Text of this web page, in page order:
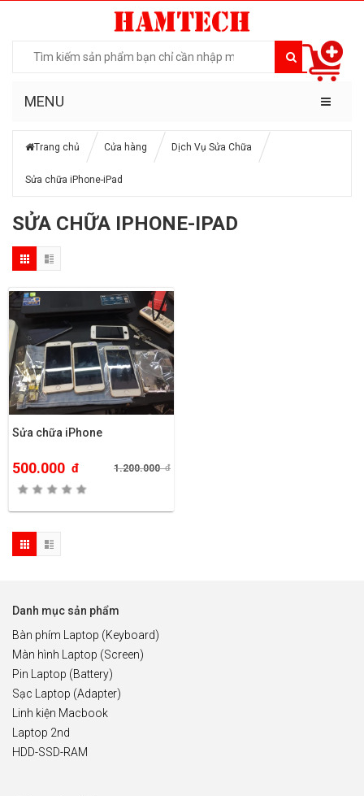
MENU
Trang chủ Cửa hàng Dịch Vụ Sửa Chữa
Sửa chữa iPhone-iPad
SỬA CHỮA IPHONE-IPAD
Sửa chữa iPhone
500.000 đ 1.200.000đ
Danh mục sản phẩm
Bàn phím Laptop (Keyboard)
Màn hình Laptop (Screen)
Pin Laptop (Battery)
Sạc Laptop (Adapter)
Linh kiện Macbook
Laptop 2nd
HDD-SSD-RAM